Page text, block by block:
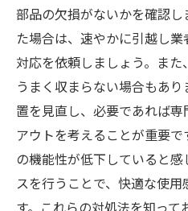
部品の欠損がないかを確認
た場合は、速やかに引越し
対応を依頼しましょう。ま
うまく収まらない場合もあ
置を見直し、必要であれば
アウトを考えることが重要
の機能性が低下していると
スを行うことで、快適な使
す。これらの対処法を知っ